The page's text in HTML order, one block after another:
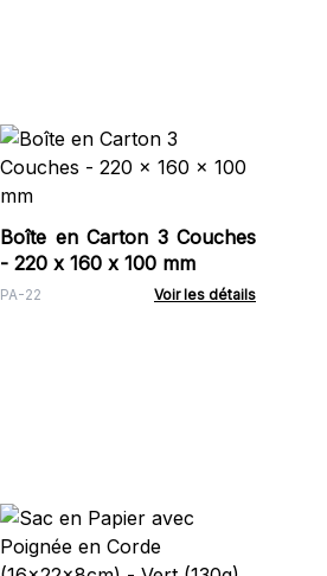
Boîte en Carton 3 Couches
- 220 x 160 x 100 mm
PA-22 Voir les détails